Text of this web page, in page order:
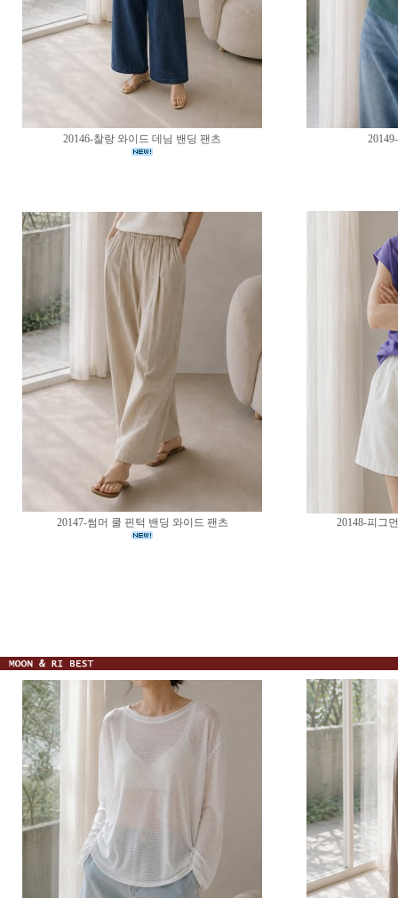
20146-찰랑 와이드 데님 밴딩 팬츠
20147-썸머 쿨 핀턱 밴딩 와이드 팬츠 20148-피그